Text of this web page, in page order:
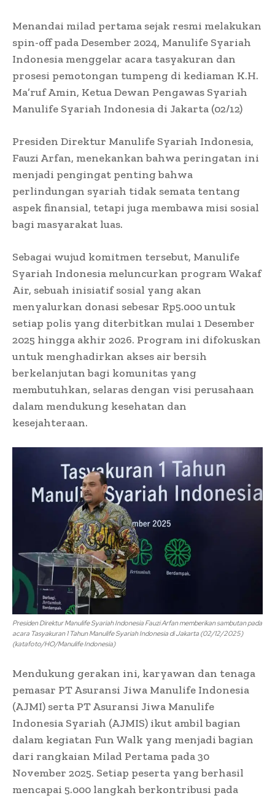
Menandai milad pertama sejak resmi melakukan
spin-off pada Desember 2024, Manulife Syariah
Indonesia menggelar acara tasyakuran dan
prosesi pemotongan tumpeng di kediaman K.H.
Ma’ruf Amin, Ketua Dewan Pengawas Syariah
Manulife Syariah Indonesia di Jakarta (02/12)
Presiden Direktur Manulife Syariah Indonesia,
Fauzi Arfan, menekankan bahwa peringatan ini
menjadi pengingat penting bahwa
perlindungan syariah tidak semata tentang
aspek finansial, tetapi juga membawa misi sosial
bagi masyarakat luas.
Sebagai wujud komitmen tersebut, Manulife
Syariah Indonesia meluncurkan program Wakaf
Air, sebuah inisiatif sosial yang akan
menyalurkan donasi sebesar Rp5.000 untuk
setiap polis yang diterbitkan mulai 1 Desember
2025 hingga akhir 2026. Program ini difokuskan
untuk menghadirkan akses air bersih
berkelanjutan bagi komunitas yang
membutuhkan, selaras dengan visi perusahaan
dalam mendukung kesehatan dan
kesejahteraan.
Presiden Direktur Manulife Syariah Indonesia Fauzi Arfan memberikan sambutan pada
acara Tasyakuran 1 Tahun Manulife Syariah Indonesia di Jakarta (02/12/2025)
(katafoto/HO/Manulife Indonesia)
Mendukung gerakan ini, karyawan dan tenaga
pemasar PT Asuransi Jiwa Manulife Indonesia
(AJMI) serta PT Asuransi Jiwa Manulife
Indonesia Syariah (AJMIS) ikut ambil bagian
dalam kegiatan Fun Walk yang menjadi bagian
dari rangkaian Milad Pertama pada 30
November 2025. Setiap peserta yang berhasil
mencapai 5.000 langkah berkontribusi pada